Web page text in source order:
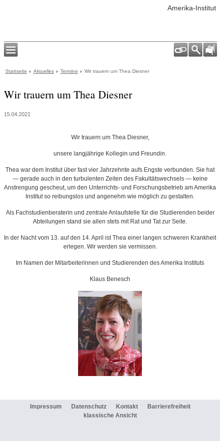
Amerika-Institut
Startseite Aktuelles Termine Wir trauern um Thea Diesner
Wir trauern um Thea Diesner
15.04.2021
Wir trauern um Thea Diesner,
unsere langjährige Kollegin und Freundin.
Thea war dem Institut über fast vier Jahrzehnte aufs Engste verbunden. Sie hat
— gerade auch in den turbulenten Zeiten des Fakultätswechsels — keine
Anstrengung gescheut, um den Unterrichts- und Forschungsbetrieb am Amerika
Institut so reibungslos und angenehm wie möglich zu gestalten.
Als Fachstudienberaterin und zentrale Anlaufstelle für die Studierenden beider
Abteilungen stand sie allen stets mit Rat und Tat zur Seite.
In der Nacht vom 13. auf den 14. April ist Thea einer langen schweren Krankheit
erlegen. Wir werden sie vermissen.
Im Namen der Mitarbeiterinnen und Studierenden des Amerika Instituts
Klaus Benesch
Impressum Datenschutz Kontakt
Barrierefreiheit
klassische Ansicht